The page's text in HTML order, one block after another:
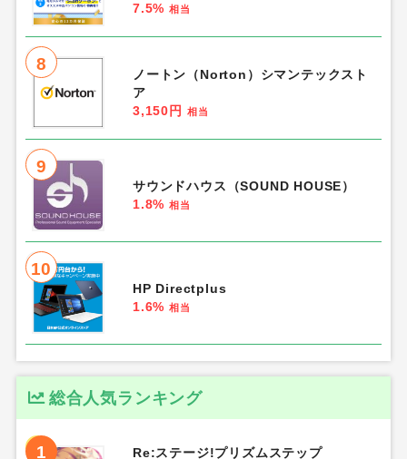
7.5% 相当
8
ノートン（Norton）シマンテックスト
ア
3,150円
相当
9
サウンドハウス（SOUND HOUSE）
1.8% 相当
10
HP Directplus
1.6% 相当
総合人気ランキング
1 Re:ステージ!プリズムステップ